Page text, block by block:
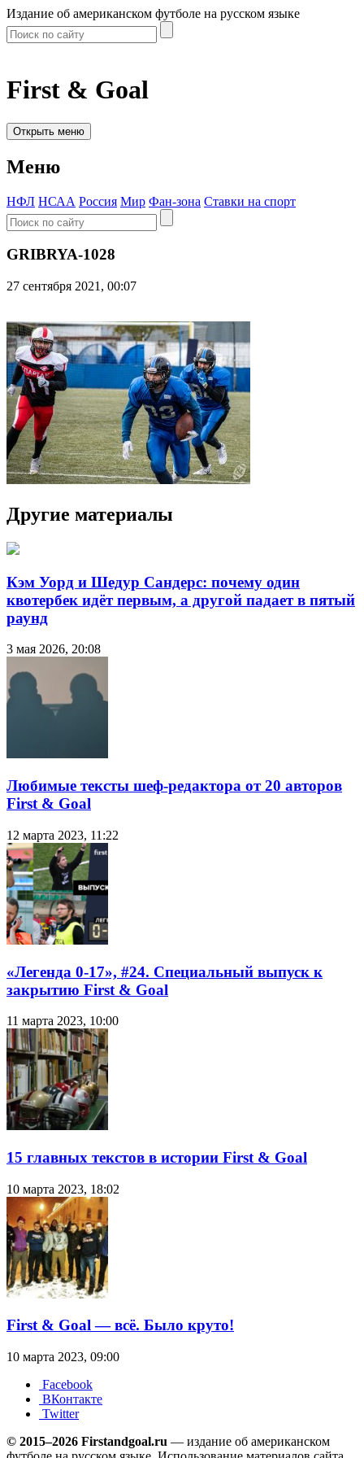
Издание об американском футболе на русском языке
First & Goal
Открыть меню
Меню
НФЛ НСАА Россия Мир Фан-зона Ставки на спорт
GRIBRYA-1028
27 сентября 2021, 00:07
Другие материалы
Кэм Уорд и Шедур Сандерс: почему один
квотербек идёт первым, а другой падает в пятый
раунд
3 мая 2026, 20:08
Любимые тексты шеф-редактора от 20 авторов
First & Goal
12 марта 2023, 11:22
«Легенда 0-17», #24. Специальный выпуск к
закрытию First & Goal
11 марта 2023, 10:00
15 главных текстов в истории First & Goal
10 марта 2023, 18:02
First & Goal — всё. Было круто!
10 марта 2023, 09:00
Facebook
ВКонтакте
Twitter
© 2015–2026 Firstandgoal.ru — издание об американском